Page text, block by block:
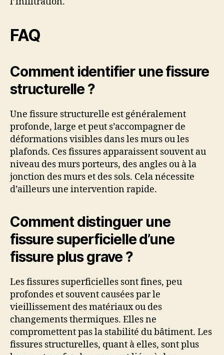
FAQ
Comment identifier une fissure
structurelle ?
Une fissure structurelle est généralement
profonde, large et peut s’accompagner de
déformations visibles dans les murs ou les
plafonds. Ces fissures apparaissent souvent au
niveau des murs porteurs, des angles ou à la
jonction des murs et des sols. Cela nécessite
d’ailleurs une intervention rapide.
Comment distinguer une
fissure superficielle d’une
fissure plus grave ?
Les fissures superficielles sont fines, peu
profondes et souvent causées par le
vieillissement des matériaux ou des
changements thermiques. Elles ne
compromettent pas la stabilité du bâtiment. Les
fissures structurelles, quant à elles, sont plus